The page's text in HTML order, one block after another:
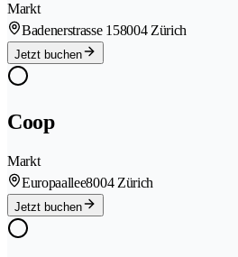
Markt
Badenerstrasse 158004 Zürich
Jetzt buchen
Coop
Markt
Europaallee8004 Zürich
Jetzt buchen